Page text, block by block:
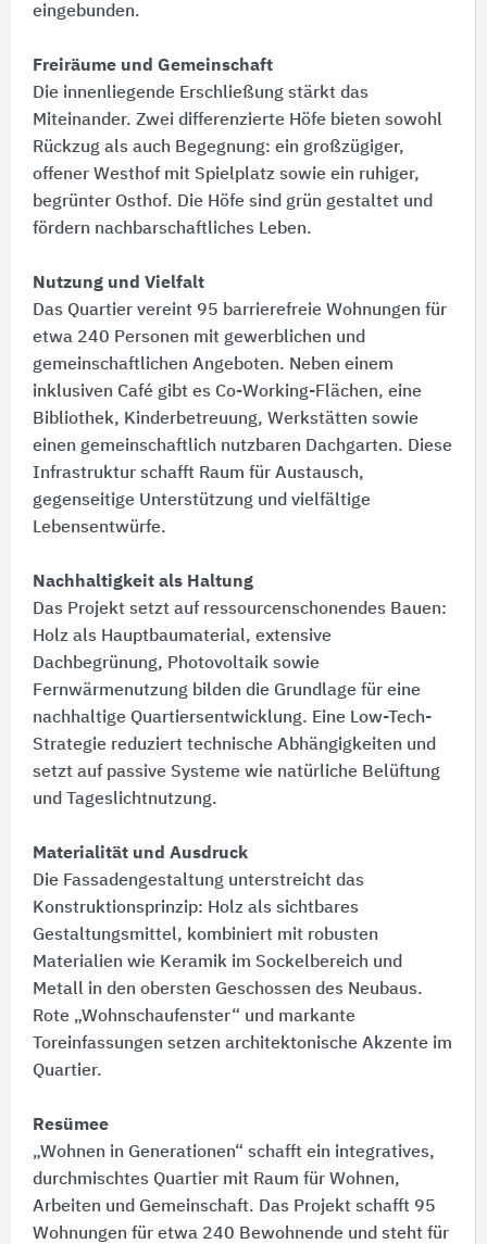
eingebunden.
Freiräume und Gemeinschaft
Die innenliegende Erschließung stärkt das
Miteinander. Zwei differenzierte Höfe bieten sowohl
Rückzug als auch Begegnung:​ ein großzügiger,
offener Westhof mit Spielplatz sowie ein ruhiger,
begrünter Osthof. Die Höfe sind grün gestaltet und
fördern nachbarschaftliches Leben.
Nutzung und Vielfalt
Das Quartier vereint 95 barrierefreie Wohnungen für
etwa 240 Personen mit gewerblichen und
gemeinschaftlichen Angeboten. Neben einem
inklusiven Café gibt es Co-Working-Flächen, eine
Bibliothek, Kinderbetreuung, Werkstätten sowie
einen gemeinschaftlich nutzbaren Dachgarten. Diese
Infrastruktur schafft Raum für Austausch,
gegenseitige Unterstützung und vielfältige
Lebensentwürfe.
Nachhaltigkeit als Haltung
Das Projekt setzt auf ressourcenschonendes Bauen:​
Holz als Hauptbaumaterial, extensive
Dachbegrünung, Photovoltaik sowie
Fernwärmenutzung bilden die Grundlage für eine
nachhaltige Quartiersentwicklung. Eine Low-Tech-
Strategie reduziert technische Abhängigkeiten und
setzt auf passive Systeme wie natürliche Belüftung
und Tageslichtnutzung.
Materialität und Ausdruck
Die Fassadengestaltung unterstreicht das
Konstruktionsprinzip:​ Holz als sichtbares
Gestaltungsmittel, kombiniert mit robusten
Materialien wie Keramik im Sockelbereich und
Metall in den obersten Geschossen des Neubaus.
Rote „Wohnschaufenster“ und markante
Toreinfassungen setzen architektonische Akzente im
Quartier.
Resümee
„Wohnen in Generationen“ schafft ein integratives,
durchmischtes Quartier mit Raum für Wohnen,
Arbeiten und Gemeinschaft. Das Projekt schafft 95
Wohnungen für etwa 240 Bewohnende und steht für